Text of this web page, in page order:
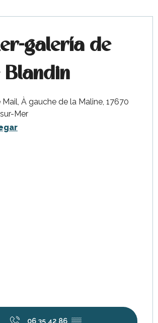
galería de
Blandin
Mail, À gauche de la Maline, 17670
Mer
06 35 42 86 ▒▒